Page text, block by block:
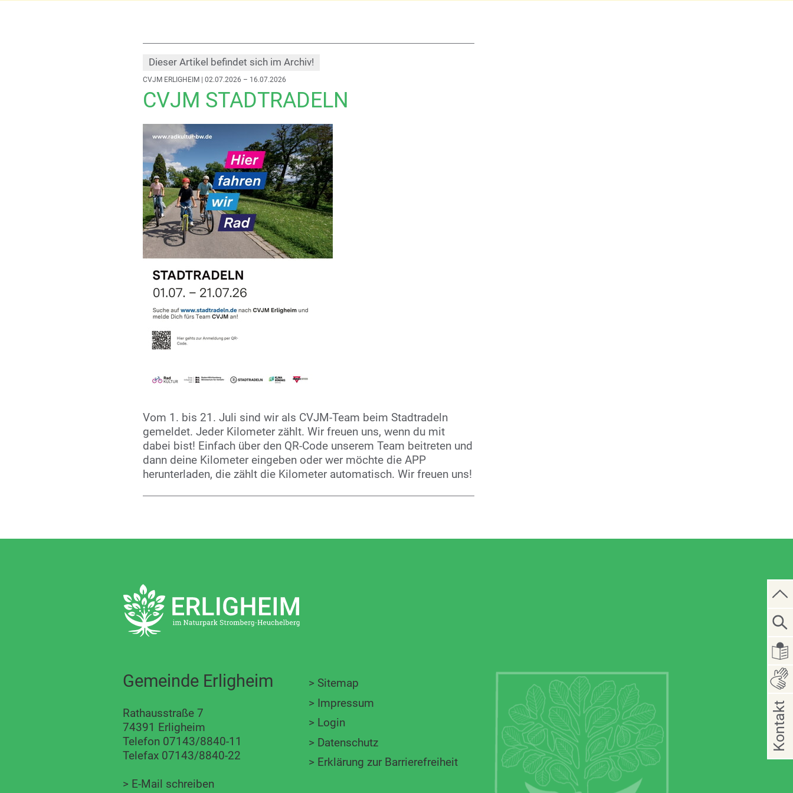
Dieser Artikel befindet sich im Archiv!
CVJM ERLIGHEIM | 02.07.2026 – 16.07.2026
CVJM STADTRADELN
Vom 1. bis 21. Juli sind wir als CVJM-Team beim Stadtradeln
gemeldet. Jeder Kilometer zählt. Wir freuen uns, wenn du mit
dabei bist! Einfach über den QR-Code unserem Team beitreten und
dann deine Kilometer eingeben oder wer möchte die APP
herunterladen, die zählt die Kilometer automatisch. Wir freuen uns!
Gemeinde Erligheim
Rathausstraße 7
74391 Erligheim
Telefon 07143/8840-11
Telefax 07143/8840-22
> E-Mail schreiben
> Sitemap
> Impressum
> Login
> Datenschutz
> Erklärung zur Barrierefreiheit
Kontakt